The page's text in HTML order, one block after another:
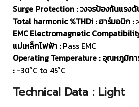
Surge Protection : วงจรป้องกันแรงดั
Total harmonic %THDi : ฮาร์มอนิก :
EMC Electromagnetic
แม่เหล็กไฟฟ้า :Pass EMC
Operating Temperature : อุณหภูมิกา
:-30˚C to 45˚C
Technical Data : Light